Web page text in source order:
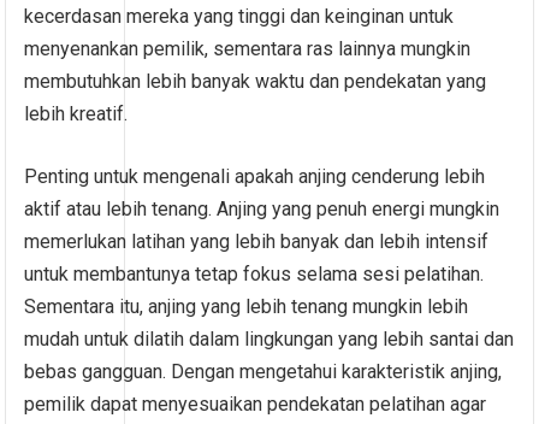
kecerdasan mereka yang tinggi dan keinginan untuk
menyenankan pemilik, sementara ras lainnya mungkin
membutuhkan lebih banyak waktu dan pendekatan yang
lebih kreatif.
Penting untuk mengenali apakah anjing cenderung lebih
aktif atau lebih tenang. Anjing yang penuh energi mungkin
memerlukan latihan yang lebih banyak dan lebih intensif
untuk membantunya tetap fokus selama sesi pelatihan.
Sementara itu, anjing yang lebih tenang mungkin lebih
mudah untuk dilatih dalam lingkungan yang lebih santai dan
bebas gangguan. Dengan mengetahui karakteristik anjing,
pemilik dapat menyesuaikan pendekatan pelatihan agar